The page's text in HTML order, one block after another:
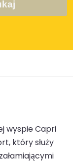
wyspie Capri
który służy